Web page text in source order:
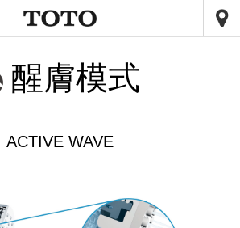
醒膚模式
ACTIVE WAVE